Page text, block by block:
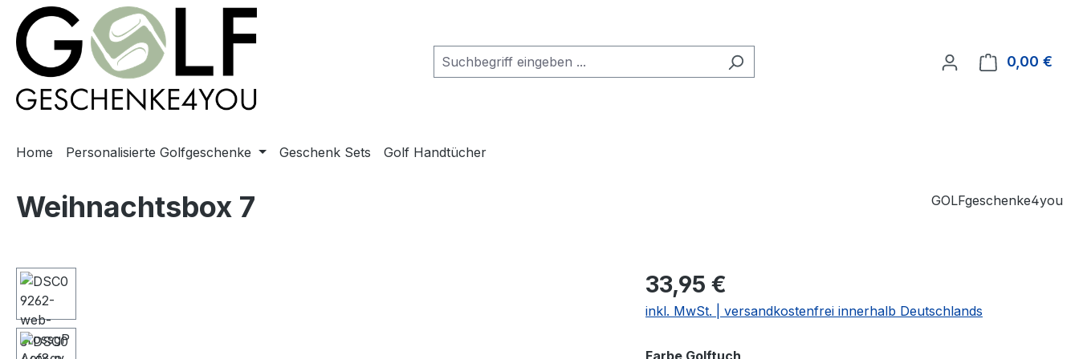
Zur Hauptnavigation springen
0,00 €
Home Personalisierte Golfgeschenke Geschenk Sets Golf Handtücher
Weihnachtsbox 7 GOLFgeschenke4you
Bildergalerie überspringen 33,95 €
inkl. MwSt. | versandkostenfrei innerhalb Deutschlands
Farbe Golftuch